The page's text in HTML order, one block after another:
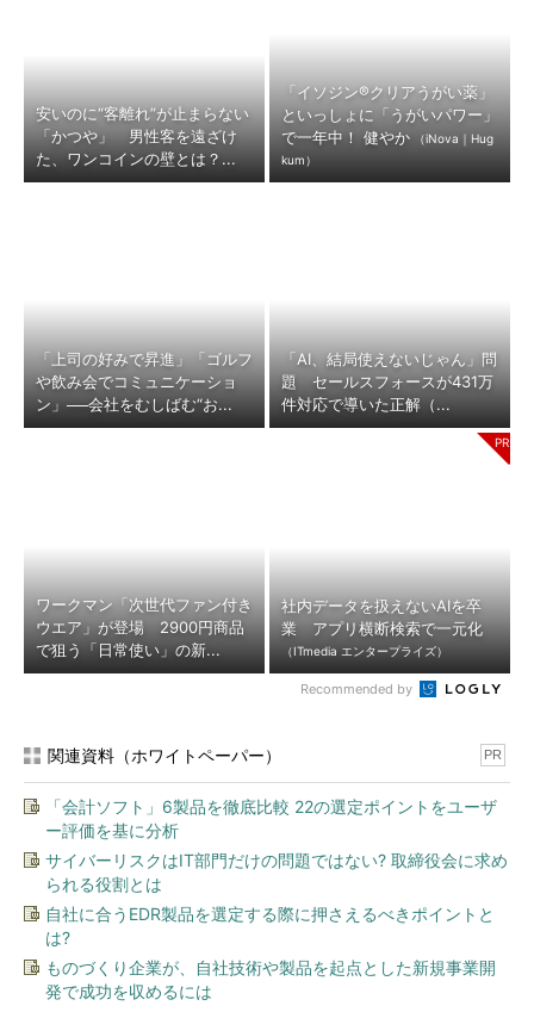
安いのに“客離れ”が止まらない
「かつや」 男性客を遠ざけ
た、ワンコインの壁とは？...
「イソジン®クリアうがい薬」
といっしょに「うがいパワー」
で一年中！ 健やか
（iNova｜Hug
kum）
「上司の好みで昇進」「ゴルフ
や飲み会でコミュニケーショ
ン」──会社をむしばむ“お...
「AI、結局使えないじゃん」問
題 セールスフォースが431万
件対応で導いた正解（...
ワークマン「次世代ファン付き
ウエア」が登場 2900円商品
で狙う「日常使い」の新...
社内データを扱えないAIを卒
業 アプリ横断検索で一元化
（ITmedia エンタープライズ）
Recommended by
関連資料（ホワイトペーパー） PR
「会計ソフト」6製品を徹底比較 22の選定ポイントをユーザ
ー評価を基に分析
サイバーリスクはIT部門だけの問題ではない? 取締役会に求め
られる役割とは
自社に合うEDR製品を選定する際に押さえるべきポイントと
は?
ものづくり企業が、自社技術や製品を起点とした新規事業開
発で成功を収めるには